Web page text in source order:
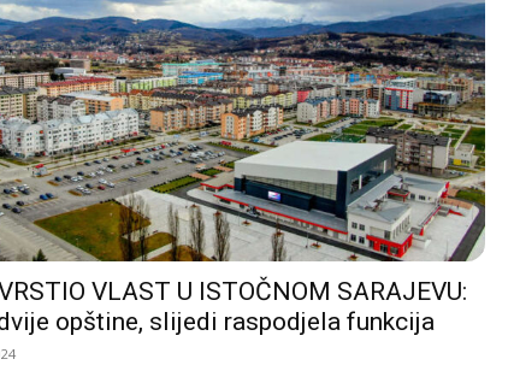
VLAST U ISTOČNOM SARAJEVU:
opštine, slijedi raspodjela funkcija